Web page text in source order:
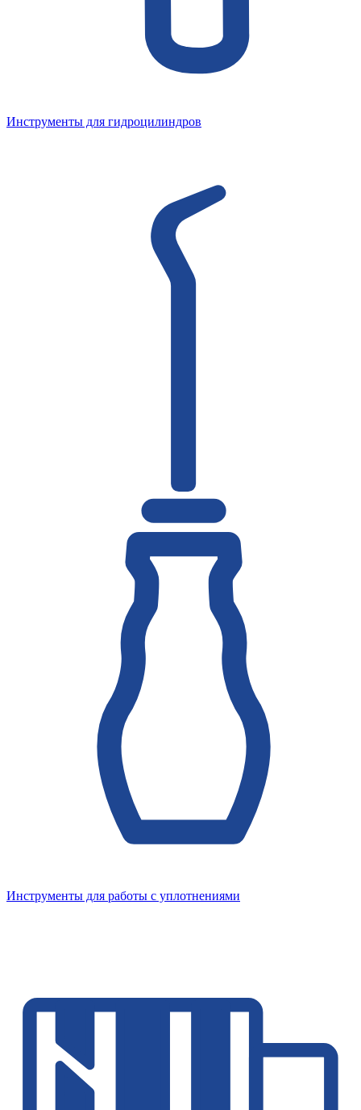
Инструменты для гидроцилиндров
Инструменты для работы с уплотнениями